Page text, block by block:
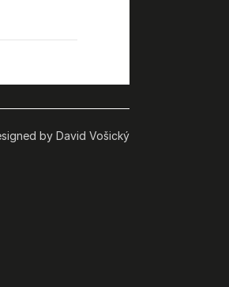
by David Vošický